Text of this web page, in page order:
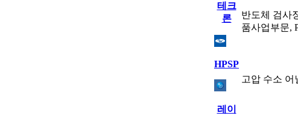
테크
론
반도체 검사
품사업부문,
HPSP
고압 수소 어
레이